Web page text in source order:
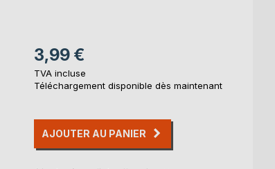
3,99 €
TVA incluse
Téléchargement disponible dès maintenant
AJOUTER AU PANIER